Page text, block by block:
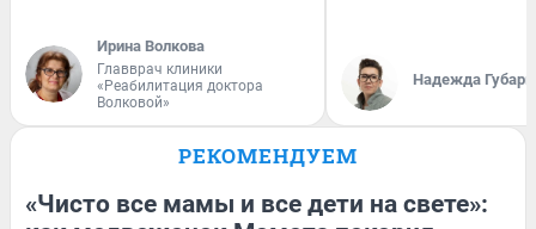
Ирина Волкова
Главврач клиники
«Реабилитация доктора
Волковой»
Надежда Губарь
РЕКОМЕНДУЕМ
«Чисто все мамы и все дети на свете»: